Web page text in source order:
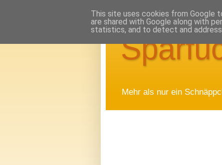
Mehr als nur ein
This site uses cookies from Google
are shared with Google along with
statistics, and to detect and address